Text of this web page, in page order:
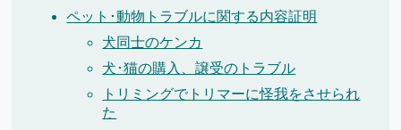
ペット･動物トラブルに関する内容証明
犬同士のケンカ
犬･猫の購入、譲受のトラブル
トリミングでトリマーに怪我をさせられ
た